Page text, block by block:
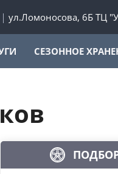
ул.Ломоносова, 6Б ТЦ
СЕЗОННОЕ